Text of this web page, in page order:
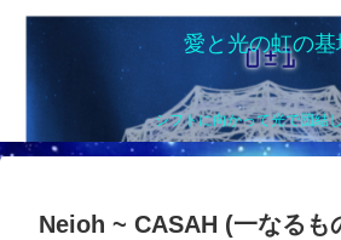
愛と光の虹の基
シフトに向かって光で団結
Neioh ~ CASAH (一なるも